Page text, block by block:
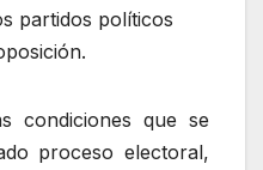
partidos políticos
condiciones que se
proceso electoral,